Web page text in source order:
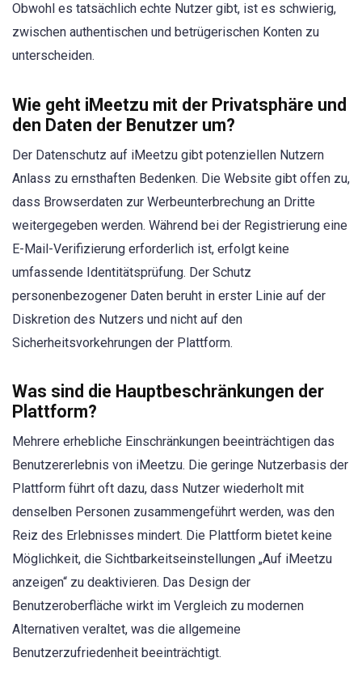
Obwohl es tatsächlich echte Nutzer gibt, ist es schwierig,
zwischen authentischen und betrügerischen Konten zu
unterscheiden.
Wie geht iMeetzu mit der Privatsphäre und
den Daten der Benutzer um?
Der Datenschutz auf iMeetzu gibt potenziellen Nutzern
Anlass zu ernsthaften Bedenken. Die Website gibt offen zu,
dass Browserdaten zur Werbeunterbrechung an Dritte
weitergegeben werden. Während bei der Registrierung eine
E-Mail-Verifizierung erforderlich ist, erfolgt keine
umfassende Identitätsprüfung. Der Schutz
personenbezogener Daten beruht in erster Linie auf der
Diskretion des Nutzers und nicht auf den
Sicherheitsvorkehrungen der Plattform.
Was sind die Hauptbeschränkungen der
Plattform?
Mehrere erhebliche Einschränkungen beeinträchtigen das
Benutzererlebnis von iMeetzu. Die geringe Nutzerbasis der
Plattform führt oft dazu, dass Nutzer wiederholt mit
denselben Personen zusammengeführt werden, was den
Reiz des Erlebnisses mindert. Die Plattform bietet keine
Möglichkeit, die Sichtbarkeitseinstellungen „Auf iMeetzu
anzeigen“ zu deaktivieren. Das Design der
Benutzeroberfläche wirkt im Vergleich zu modernen
Alternativen veraltet, was die allgemeine
Benutzerzufriedenheit beeinträchtigt.